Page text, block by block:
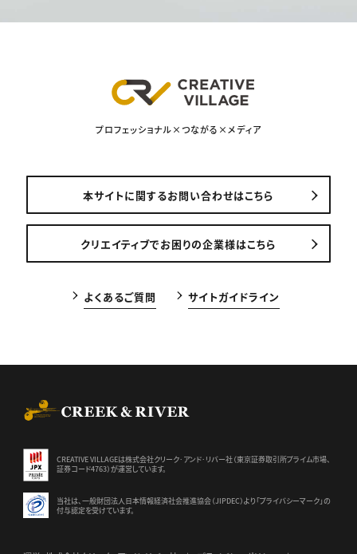
プロフェッショナル×つながる×メディア
本サイトに関するお問い合わせはこちら
クリエイティブでお困りの企業様はこちら
よくあるご質問 サイトガイドライン
CREATIVE VILLAGEは株式会社クリーク･アンド･リバー社（東京証券取引所プライム市場、
証券コード4763）が運営しています。
当社は、一般財団法人日本情報経済社会推進協会（JIPDEC）より 「プライバシーマーク」の
付与認定を受けています。